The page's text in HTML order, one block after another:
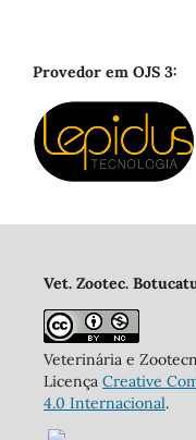
Provedor em OJS 3:
Vet. Zootec.
Veterinária e
Licença Creative
4.0 Internacional.